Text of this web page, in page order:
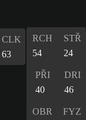
CLK
63
RCH
54
STŘ
24
PŘI
40
DRI
46
OBR
FYZ